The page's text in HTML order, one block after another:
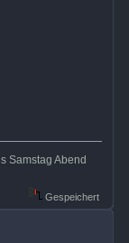
Samstag Abend
Gespeichert